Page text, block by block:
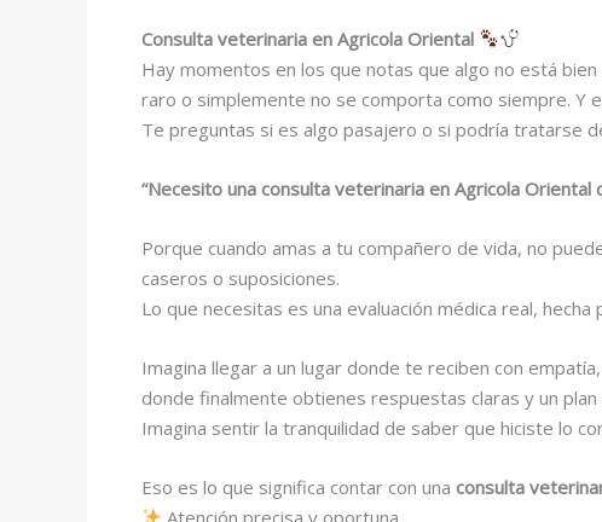
Consulta veterinaria en Agricola Oriental
Hay momentos en los que notas que algo no está
raro o simplemente no se comporta como siempre. Y
Te preguntas si es algo pasajero o si podría tratarse
“Necesito una consulta veterinaria en Agricola
Porque cuando amas a tu compañero de vida, no
caseros o suposiciones.
Lo que necesitas es una evaluación médica real,
Imagina llegar a un lugar donde te reciben con
donde finalmente obtienes respuestas claras y un
Imagina sentir la tranquilidad de saber que hiciste lo
Eso es lo que significa contar con una consulta
Atención precisa y oportuna